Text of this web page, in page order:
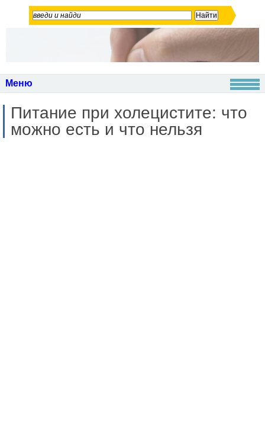
Меню
Питание при холецистите: что
можно есть и что нельзя